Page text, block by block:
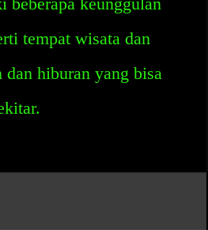
tempat wisata dan
dan hiburan yang bisa